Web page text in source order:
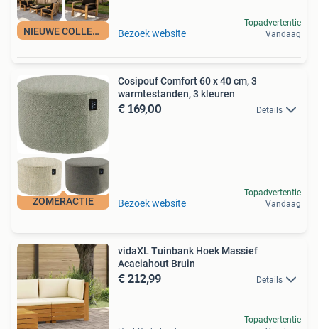
NIEUWE COLLECTIE Bezoek website
Topadvertentie
Vandaag
ZOMERACTIE
Cosipouf Comfort 60 x 40 cm, 3
warmtestanden, 3 kleuren
€ 169,00 Details
Bezoek website
Topadvertentie
Vandaag
vidaXL Tuinbank Hoek Massief
Acaciahout Bruin
€ 212,99 Details
Topadvertentie